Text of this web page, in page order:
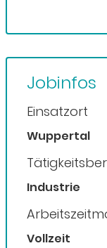
Jobinfos
Einsatzort
Wuppertal
Industrie
Vollzeit